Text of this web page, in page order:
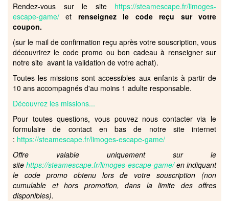
Rendez-vous sur le sitehttps://steamescape.fr/limoges-
escape-game/ et renseignez le code reçu sur votre
coupon.
(sur le mail de confirmation reçu après votre souscription, vous
découvrirez le code promo ou bon cadeau à renseigner sur
notre site avant la validation de votre achat).
Toutes les missions sont accessibles aux enfants à partir de
10 ans accompagnés d'au moins 1 adulte responsable.
Découvrez les missions...
Pour toutes questions, vous pouvez nous contacter via le
formulaire de contact en bas de notre site internet
: https://steamescape.fr/limoges-escape-game/
Offre valable uniquement sur le
site https://steamescape.fr/limoges-escape-game/en indiquant
le code promo obtenu lors de votre souscription (non
cumulable et hors promotion, dans la limite des offres
disponibles).